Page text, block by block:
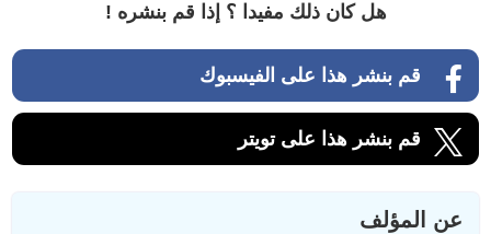
هل كان ذلك مفيدا ؟ إذا قم بنشره !
قم بنشر هذا على الفيسبوك
قم بنشر هذا على تويتر
عن المؤلف